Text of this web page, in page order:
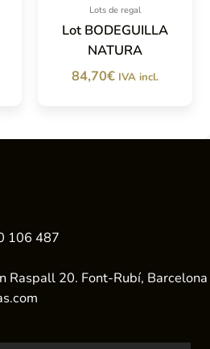
Lots de regal
Lot BODEGUILLA
NATURA
84,70€ IVA incl.
106 487
Raspall 20. Font-Rubí, Barcelona